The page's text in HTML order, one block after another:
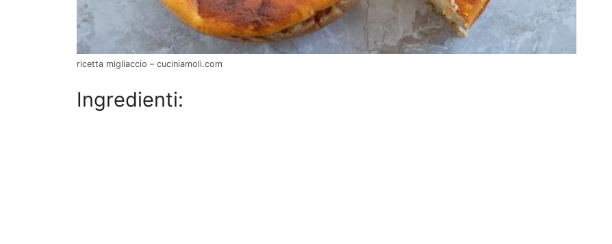
ricetta migliaccio – cuciniamoli.com
Ingredienti: